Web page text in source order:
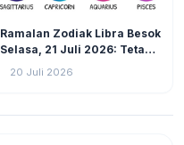
Ramalan Zodiak Libra Besok
Selasa, 21 Juli 2026: Tetap
20 Juli 2026